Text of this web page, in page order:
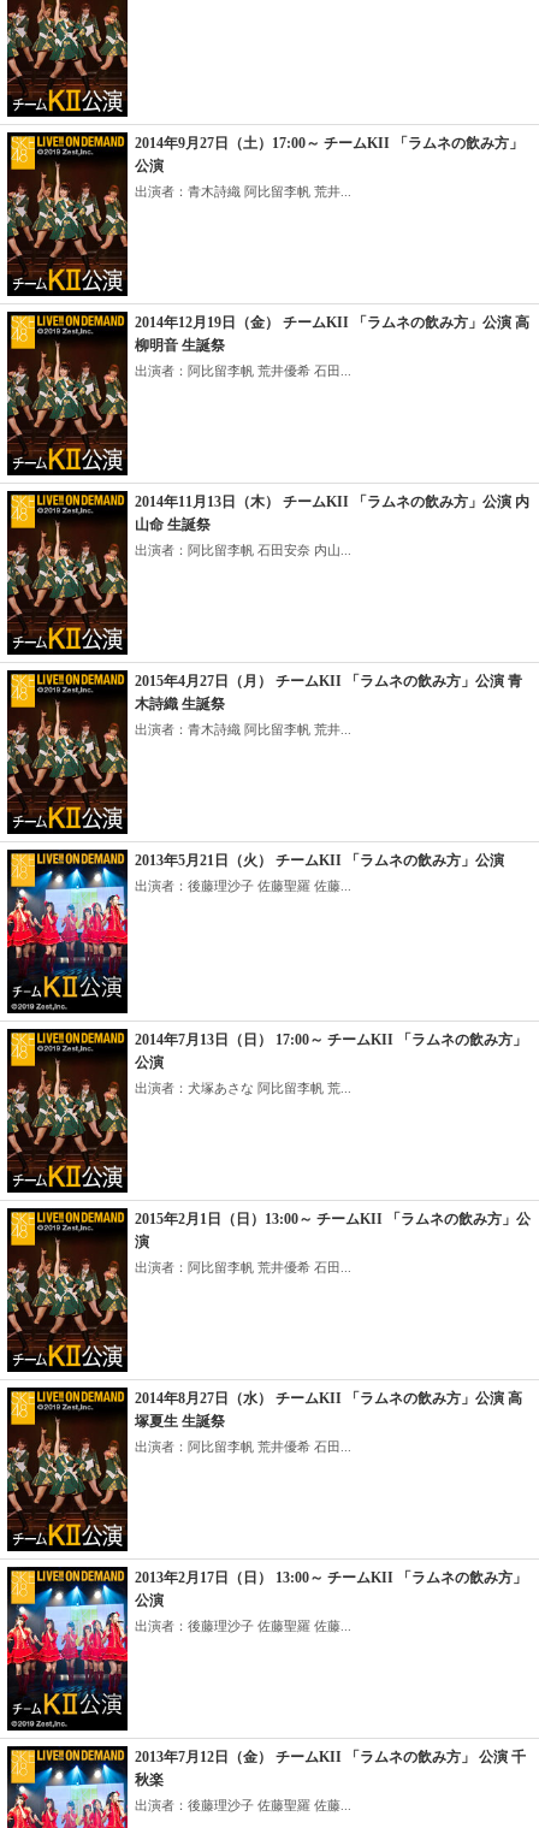
2014年9月27日（土）17:00～ チームKII 「ラムネの飲み方」
公演
出演者：青木詩織 阿比留李帆 荒井...
2014年12月19日（金） チームKII 「ラムネの飲み方」公演 高
柳明音 生誕祭
出演者：阿比留李帆 荒井優希 石田...
2014年11月13日（木） チームKII 「ラムネの飲み方」公演 内
山命 生誕祭
出演者：阿比留李帆 石田安奈 内山...
2015年4月27日（月） チームKII 「ラムネの飲み方」公演 青
木詩織 生誕祭
出演者：青木詩織 阿比留李帆 荒井...
2013年5月21日（火） チームKII 「ラムネの飲み方」公演
出演者：後藤理沙子 佐藤聖羅 佐藤...
2014年7月13日（日） 17:00～ チームKII 「ラムネの飲み方」
公演
出演者：犬塚あさな 阿比留李帆 荒...
2015年2月1日（日）13:00～ チームKII 「ラムネの飲み方」公
演
出演者：阿比留李帆 荒井優希 石田...
2014年8月27日（水） チームKII 「ラムネの飲み方」公演 高
塚夏生 生誕祭
出演者：阿比留李帆 荒井優希 石田...
2013年2月17日（日） 13:00～ チームKII 「ラムネの飲み方」
公演
出演者：後藤理沙子 佐藤聖羅 佐藤...
2013年7月12日（金） チームKII 「ラムネの飲み方」 公演 千
秋楽
出演者：後藤理沙子 佐藤聖羅 佐藤...